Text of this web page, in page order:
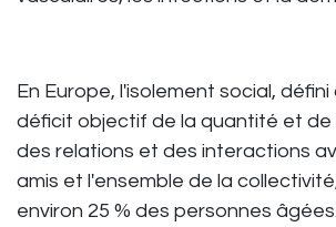
En Europe, l'isolement social, défini
déficit objectif de la quantité et de
des relations et des interactions
amis et l'ensemble de la
environ 25 % des personnes